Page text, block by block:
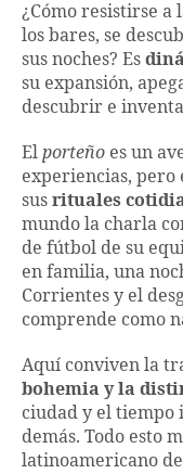
¿Cómo resistirse a
los bares, se
sus noches? Es
su expansión,
descubrir e
El porteño es un
experiencias, pero
sus rituales
mundo la charla
de fútbol de su
en familia, una
Corrientes y el
comprende como
Aquí conviven la
bohemia y la
ciudad y el tiempo
demás. Todo esto
latinoamericano